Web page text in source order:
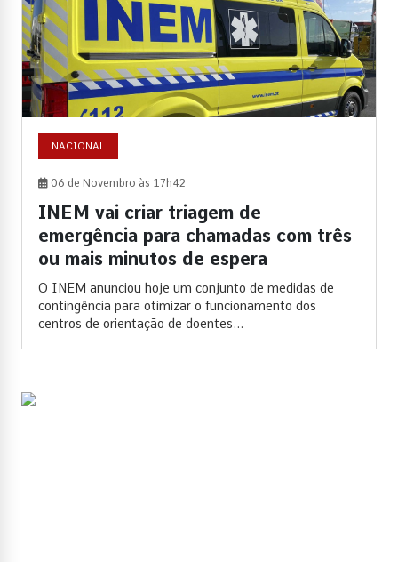
NACIONAL
06 de Novembro às 17h42
INEM vai criar triagem de
emergência para chamadas com três
ou mais minutos de espera
O INEM anunciou hoje um conjunto de medidas de
contingência para otimizar o funcionamento dos
centros de orientação de doentes...